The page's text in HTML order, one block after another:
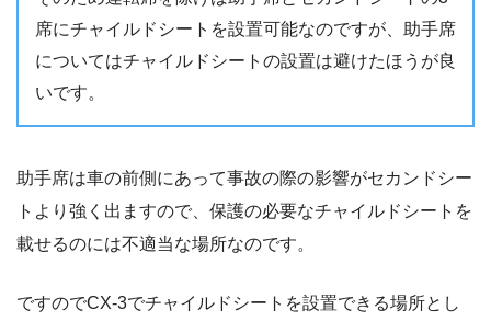
席にチャイルドシートを設置可能なのですが、助手席
についてはチャイルドシートの設置は避けたほうが良
いです。
助手席は車の前側にあって事故の際の影響がセカンドシー
トより強く出ますので、保護の必要なチャイルドシートを
載せるのには不適当な場所なのです。
ですのでCX-3でチャイルドシートを設置できる場所とし